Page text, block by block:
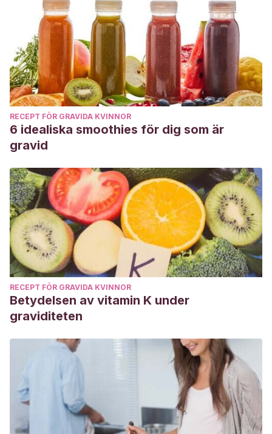
RECEPT FÖR GRAVIDA KVINNOR
6 idealiska smoothies för dig som är
gravid
RECEPT FÖR GRAVIDA KVINNOR
Betydelsen av vitamin K under
graviditeten